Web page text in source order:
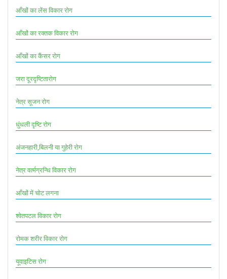
आँखों का लेंस विकार रोग
आँखों का रक्तक विकार रोग
आँखों का कैंसर रोग
जरा दूरदृष्टितारोग
नेत्र सूजन रोग
धुंधली दृष्टि रोग
अंजनहारी,बिलनी या गुहेरी रोग
नेत्र वर्त्मग्रन्थि विकार रोग
आँखों में चोट लगना
श्वेतपटल विकार रोग
रोमक शरीर विकार रोग
यूवाइटिस रोग